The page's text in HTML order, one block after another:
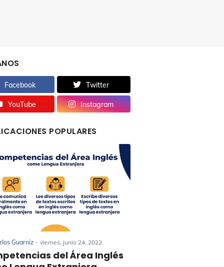
Facebook Twitter
YouTube Instagram
POPULARES
Guarniz - viernes, junio 24, 2022
del Área Inglés